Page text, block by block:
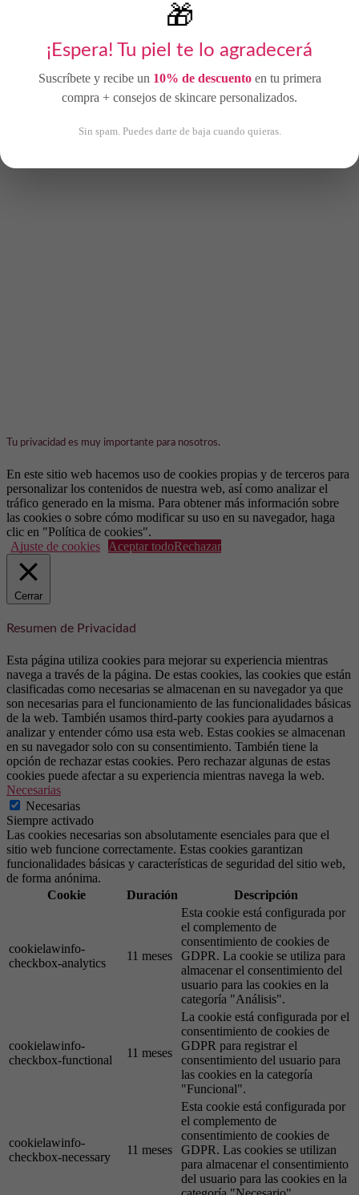
Tu privacidad es muy importante para nosotros.
En este sitio web hacemos uso de cookies propias y de terceros para
personalizar los contenidos de nuestra web, así como analizar el
tráfico generado en la misma. Para obtener más información sobre
las cookies o sobre cómo modificar su uso en su navegador, haga
clic en "Política de cookies".
Ajuste de cookies
Aceptar todoRechazar
Cerrar
Resumen de Privacidad
Esta página utiliza cookies para mejorar su experiencia mientras
navega a través de la página. De estas cookies, las cookies que están
clasificadas como necesarias se almacenan en su navegador ya que
son necesarias para el funcionamiento de las funcionalidades básicas
de la web. También usamos third-party cookies para ayudarnos a
analizar y entender cómo usa esta web. Estas cookies se almacenan
en su navegador solo con su consentimiento. También tiene la
opción de rechazar estas cookies. Pero rechazar algunas de estas
cookies puede afectar a su experiencia mientras navega la web.
Necesarias
Necesarias
Siempre activado
Las cookies necesarias son absolutamente esenciales para que el
sitio web funcione correctamente. Estas cookies garantizan
funcionalidades básicas y características de seguridad del sitio web,
de forma anónima.
Cookie
Duración Descripción
cookielawinfo-
checkbox-analytics
11 meses
Esta cookie está configurada por
el complemento de
consentimiento de cookies de
GDPR. La cookie se utiliza para
almacenar el consentimiento del
usuario para las cookies en la
categoría "Análisis".
cookielawinfo-
checkbox-functional
11 meses
La cookie está configurada por el
consentimiento de cookies de
GDPR para registrar el
consentimiento del usuario para
las cookies en la categoría
"Funcional".
cookielawinfo-
checkbox-necessary
11 meses
Esta cookie está configurada por
el complemento de
consentimiento de cookies de
GDPR. Las cookies se utilizan
para almacenar el consentimiento
del usuario para las cookies en la
🎁
¡Espera! Tu piel te lo agradecerá
Suscríbete y recibe un 10% de descuentoen tu primera
compra + consejos de skincare personalizados.
Sin spam. Puedes darte de baja cuando quieras.